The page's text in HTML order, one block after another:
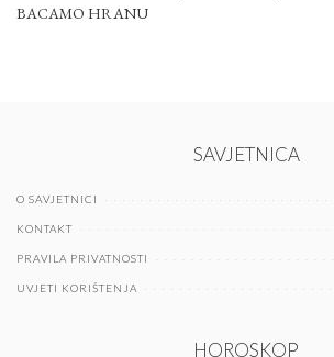
BACAMO HRANU
SAVJETNICA
O SAVJETNICI
KONTAKT
PRAVILA PRIVATNOSTI
UVJETI KORIŠTENJA
HOROSKOP